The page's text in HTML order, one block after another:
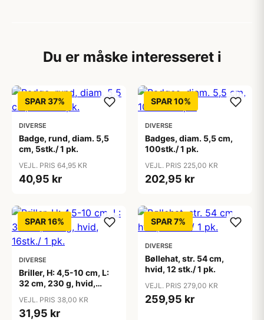
Du er måske interesseret i
SPAR 37%
DIVERSE
Badge, rund, diam. 5,5
cm, 5stk./ 1 pk.
VEJL. PRIS 64,95 KR
40,95 kr
SPAR 10%
DIVERSE
Badges, diam. 5,5 cm,
100stk./ 1 pk.
VEJL. PRIS 225,00 KR
202,95 kr
SPAR 16%
DIVERSE
Briller, H: 4,5-10 cm, L:
32 cm, 230 g, hvid,
VEJL. PRIS 38,00 KR
31,95 kr
SPAR 7%
DIVERSE
Bøllehat, str. 54 cm,
hvid, 12 stk./ 1 pk.
VEJL. PRIS 279,00 KR
259,95 kr